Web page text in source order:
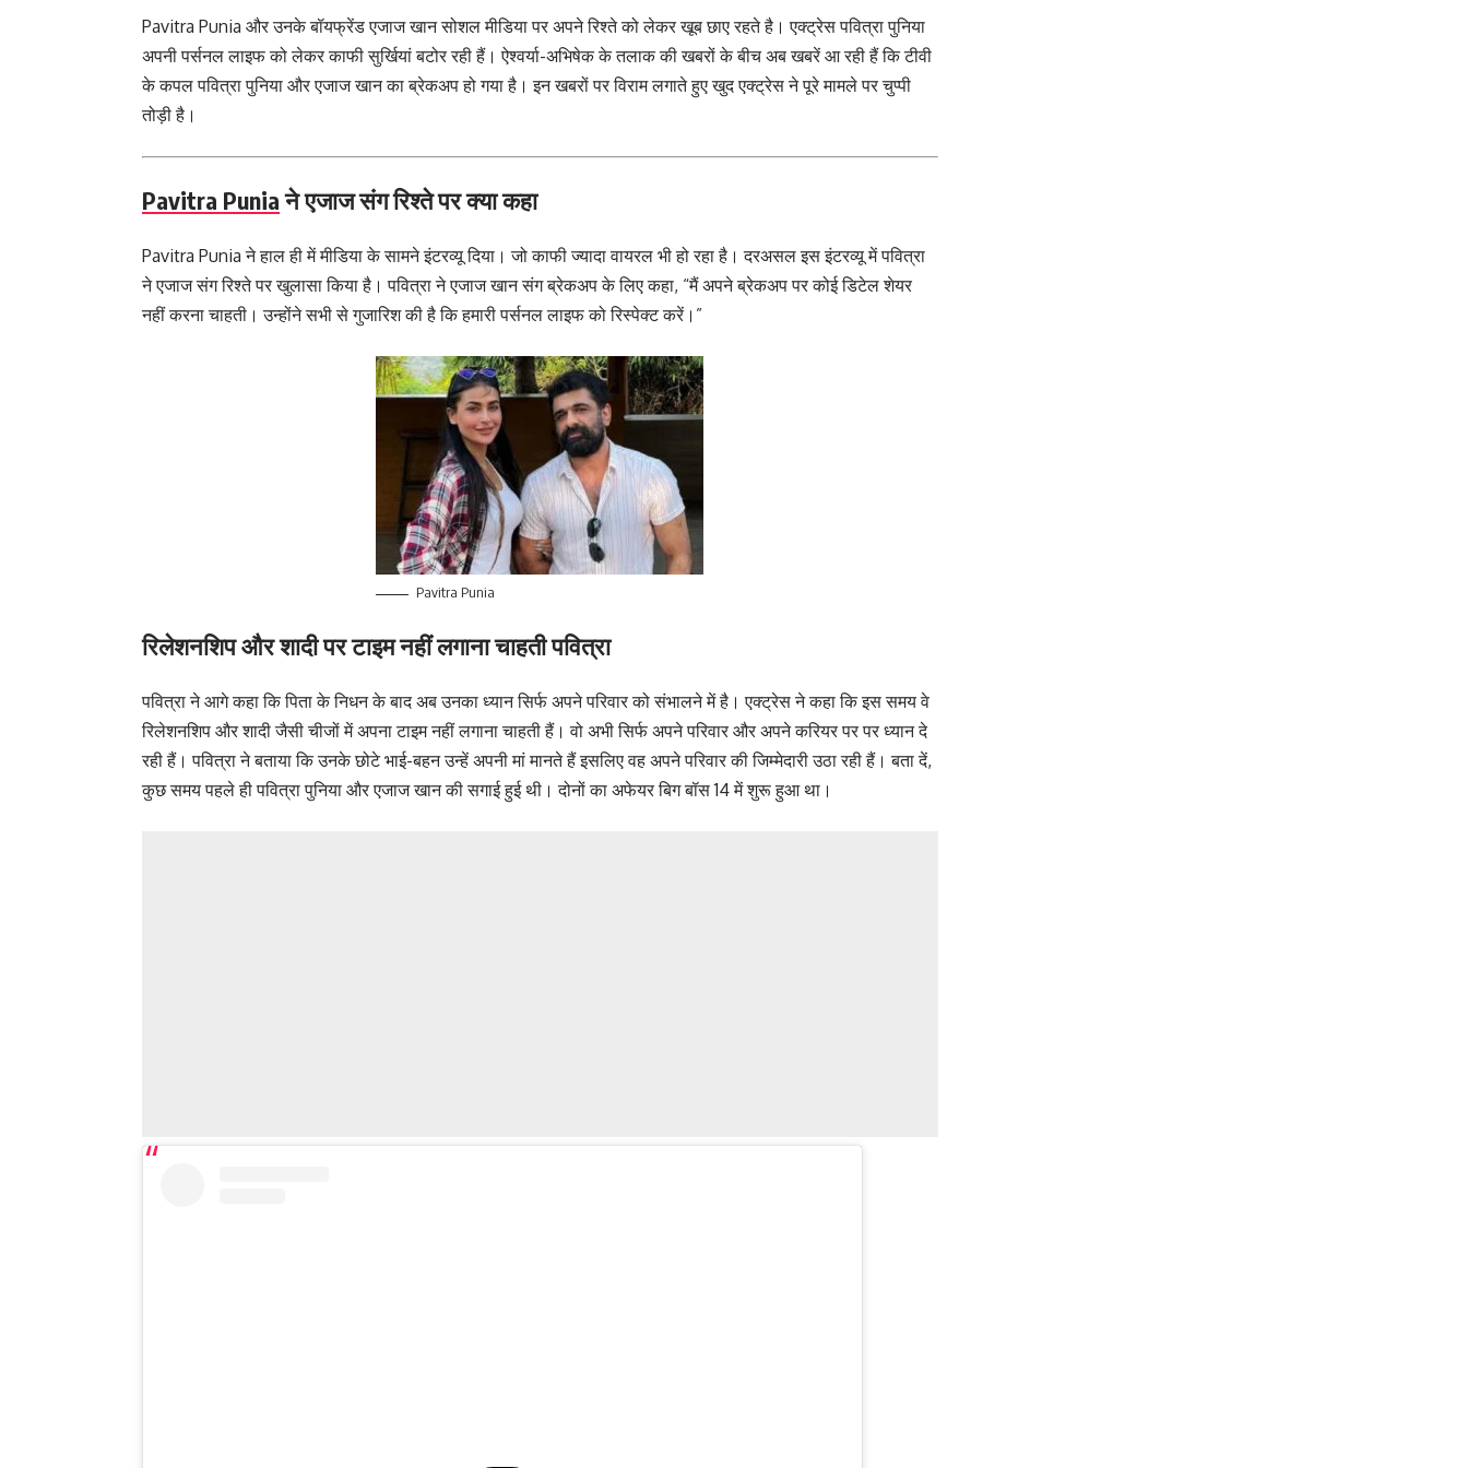
Pavitra Punia और उनके बॉयफ्रेंड एजाज खान सोशल मीडिया पर अपने रिश्ते को लेकर खूब छाए रहते है। एक्ट्रेस पवित्रा पुनिया
अपनी पर्सनल लाइफ को लेकर काफी सुर्खियां बटोर रही हैं। ऐश्वर्या-अभिषेक के तलाक की खबरों के बीच अब खबरें आ रही हैं कि टीवी
के कपल पवित्रा पुनिया और एजाज खान का ब्रेकअप हो गया है। इन खबरों पर विराम लगाते हुए खुद एक्ट्रेस ने पूरे मामले पर चुप्पी
तोड़ी है।
Pavitra Puniaने एजाज संग रिश्ते पर क्या कहा
Pavitra Punia ने हाल ही में मीडिया के सामने इंटरव्यू दिया। जो काफी ज्यादा वायरल भी हो रहा है। दरअसल इस इंटरव्यू में पवित्रा
ने एजाज संग रिश्ते पर खुलासा किया है। पवित्रा ने एजाज खान संग ब्रेकअप के लिए कहा, “मैं अपने ब्रेकअप पर कोई डिटेल शेयर
नहीं करना चाहती। उन्होंने सभी से गुजारिश की है कि हमारी पर्सनल लाइफ को रिस्पेक्ट करें।”
Pavitra Punia
रिलेशनशिप और शादी पर टाइम नहीं लगाना चाहती पवित्रा
पवित्रा ने आगे कहा कि पिता के निधन के बाद अब उनका ध्यान सिर्फ अपने परिवार को संभालने में है। एक्ट्रेस ने कहा कि इस समय वे
रिलेशनशिप और शादी जैसी चीजों में अपना टाइम नहीं लगाना चाहती हैं। वो अभी सिर्फ अपने परिवार और अपने करियर पर पर ध्यान दे
रही हैं। पवित्रा ने बताया कि उनके छोटे भाई-बहन उन्हें अपनी मां मानते हैं इसलिए वह अपने परिवार की जिम्मेदारी उठा रही हैं। बता दें,
कुछ समय पहले ही पवित्रा पुनिया और एजाज खान की सगाई हुई थी। दोनों का अफेयर बिग बॉस 14 में शुरू हुआ था।